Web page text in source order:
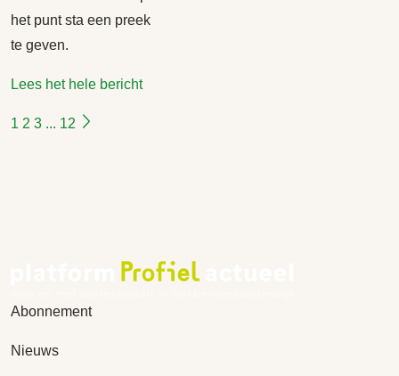
het punt sta een preek
te geven.
Lees het hele bericht
1 2 3 ... 12
Abonnement
Nieuws